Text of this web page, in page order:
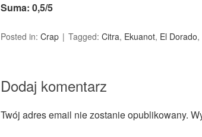
Suma: 0,5/5
Posted in: Crap Tagged: Citra, Ekuanot, El Dorado,
Dodaj komentarz
Twój adres email nie zostanie opublikowany.